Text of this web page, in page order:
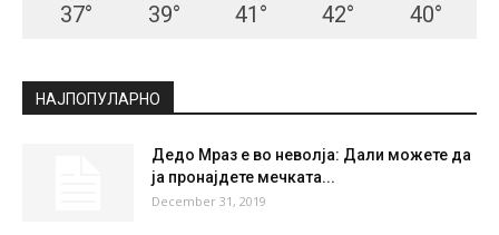
37° 39° 41 ° 42° 40°
НАЈПОПУЛАРНО
Дедо Мраз е во неволја: Дали можете да
ја пронајдете мечката...
December 31, 2019